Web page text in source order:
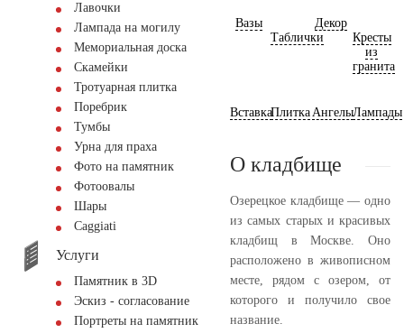
Лавочки
Лампада на могилу
Мемориальная доска
Скамейки
Тротуарная плитка
Поребрик
Тумбы
Урна для праха
Фото на памятник
Фотоовалы
Шары
Сaggiati
Услуги
Памятник в 3D
Эскиз - согласование
Портреты на памятник
Вазы
Таблички
Декор
Кресты
из
гранита
ВставкаПлитка АнгелыЛампады
О кладбище
Озерецкое кладбище — одно
из самых старых и красивых
кладбищ в Москве. Оно
расположено в живописном
месте, рядом с озером, от
которого и получило свое
название.